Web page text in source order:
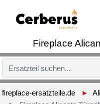
Fireplace
fireplace-ersatzteile.de